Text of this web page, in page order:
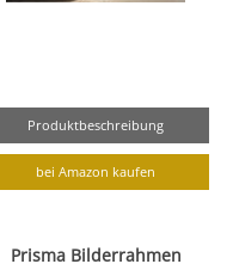
Produktbeschreibung
bei Amazon kaufen
Prisma Bilderrahmen